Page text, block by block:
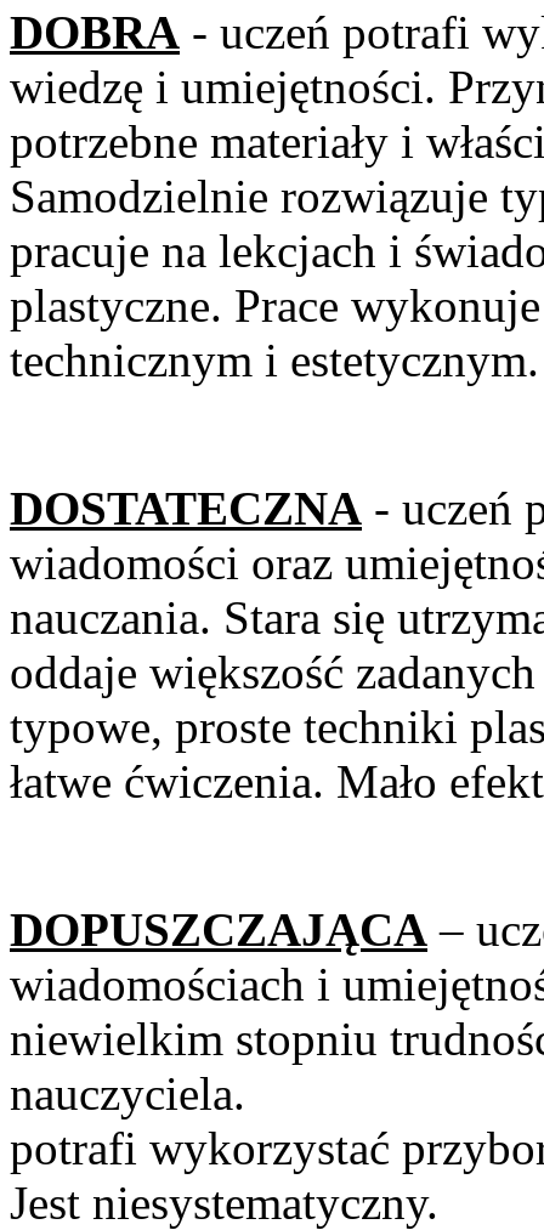
DOBRA - uczeń potrafi
wiedzę i
potrzebne materiały i
Samodzielnie rozwiązuje
pracuje na lekcjach i
plastyczne. Prace
technicznym i estetycznym.
DOSTATECZNA - uczeń
wiadomości oraz
nauczania. Stara się
oddaje większość
typowe, proste techniki
łatwe ćwiczenia. Mało
DOPUSZCZAJĄCA –
wiadomościach i
niewielkim stopniu
nauczyciela. W
potrafi wykorzystać
Jest niesystematyczny.